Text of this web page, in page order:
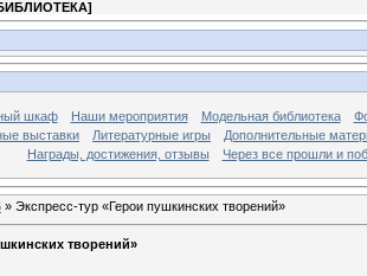
]
шкаф Наши мероприятия Модельная библиотека
выставки
Литературные игры
Дополнительные
Награды, достижения, отзывы
Через все прошли и
» Экспресс-тур «Герои пушкинских творений»
творений»